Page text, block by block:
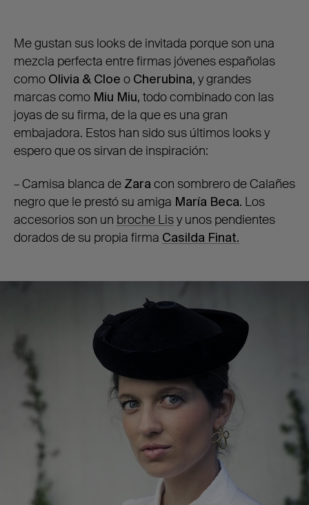
Me gustan sus looks de invitada porque son una
mezcla perfecta entre firmas jóvenes españolas
como Olivia & Cloe o Cherubina, y grandes
marcas como Miu Miu, todo combinado con las
joyas de su firma, de la que es una gran
embajadora. Estos han sido sus últimos looks y
espero que os sirvan de inspiración:
– Camisa blanca de Zara con sombrero de Calañes
negro que le prestó su amiga María Beca. Los
accesorios son un broche Lisy unos pendientes
dorados de su propia firma Casilda Finat.